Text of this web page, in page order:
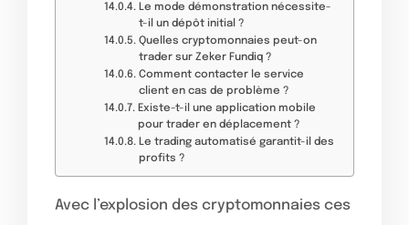
Le mode démonstration nécessite-
t-il un dépôt initial ?
Quelles cryptomonnaies peut-on
trader sur Zeker Fundiq ?
Comment contacter le service
client en cas de problème ?
Existe-t-il une application mobile
pour trader en déplacement ?
Le trading automatisé garantit-il des
profits ?
Avec l’explosion des cryptomonnaies ces